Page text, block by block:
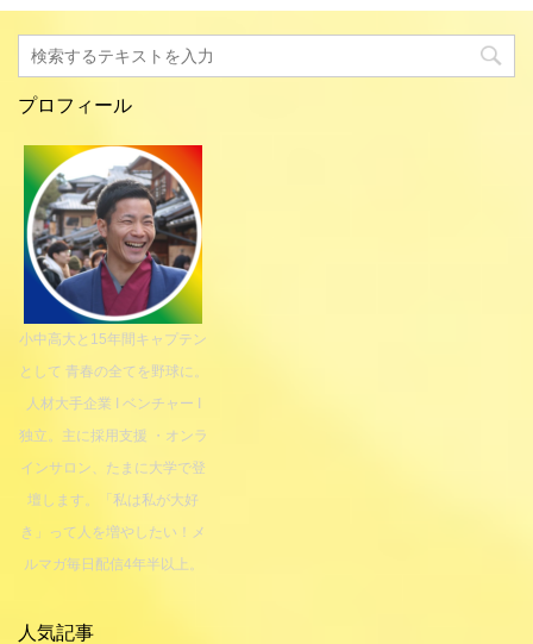
プロフィール
小中高大と15年間キャプテン
として 青春の全てを野球に。
人材大手企業 I ベンチャー I
独立。主に採用支援 ・オンラ
インサロン、たまに大学で登
壇します。「私は私が大好
き」って人を増やしたい！メ
ルマガ毎日配信4年半以上。
人気記事